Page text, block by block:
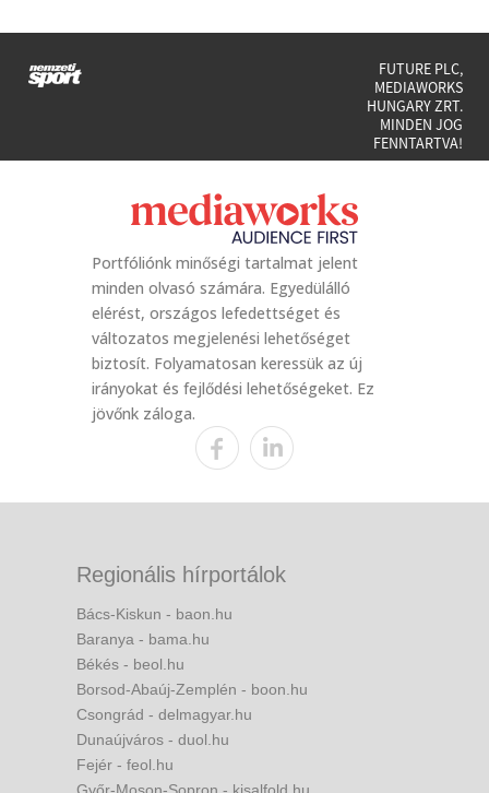
FUTURE PLC,
MEDIAWORKS
HUNGARY ZRT.
MINDEN JOG
FENNTARTVA!
Portfóliónk minőségi tartalmat jelent
minden olvasó számára. Egyedülálló
elérést, országos lefedettséget és
változatos megjelenési lehetőséget
biztosít. Folyamatosan keressük az új
irányokat és fejlődési lehetőségeket. Ez
jövőnk záloga.
Regionális hírportálok
Bács-Kiskun - baon.hu
Baranya - bama.hu
Békés - beol.hu
Borsod-Abaúj-Zemplén - boon.hu
Csongrád - delmagyar.hu
Dunaújváros - duol.hu
Fejér - feol.hu